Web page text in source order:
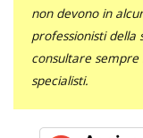
non devono in
professionisti della
consultare
specialisti.